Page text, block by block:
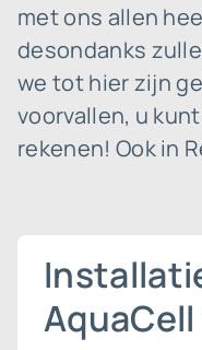
met ons allen
desondanks
we tot hier zijn
voorvallen, u
rekenen! Ook in